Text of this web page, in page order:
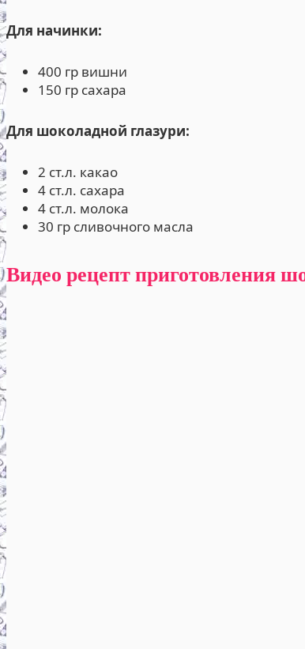
Для начинки:
400 гр вишни
150 гр сахара
Для шоколадной глазури:
2 ст.л. какао
4 ст.л. сахара
4 ст.л. молока
30 гр сливочного масла
Видео рецепт приготовления